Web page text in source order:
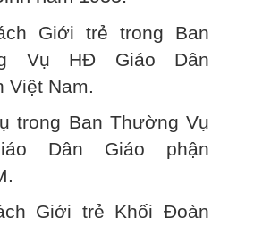
Giới trẻ trong Ban
Vụ HĐ Giáo Dân
Việt Nam.
trong Ban Thường Vụ
Dân Giáo phận
Giới trẻ Khối Đoàn